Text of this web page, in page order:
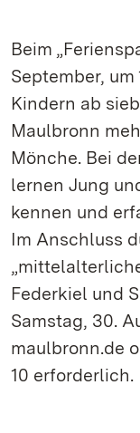
Beim
September,
Kindern ab
Maulbronn
Mönche. Bei
lernen Jung
kennen und
Im Anschluss
Federkiel und
Samstag, 30.
maulbronn.de
10 erforderlich.